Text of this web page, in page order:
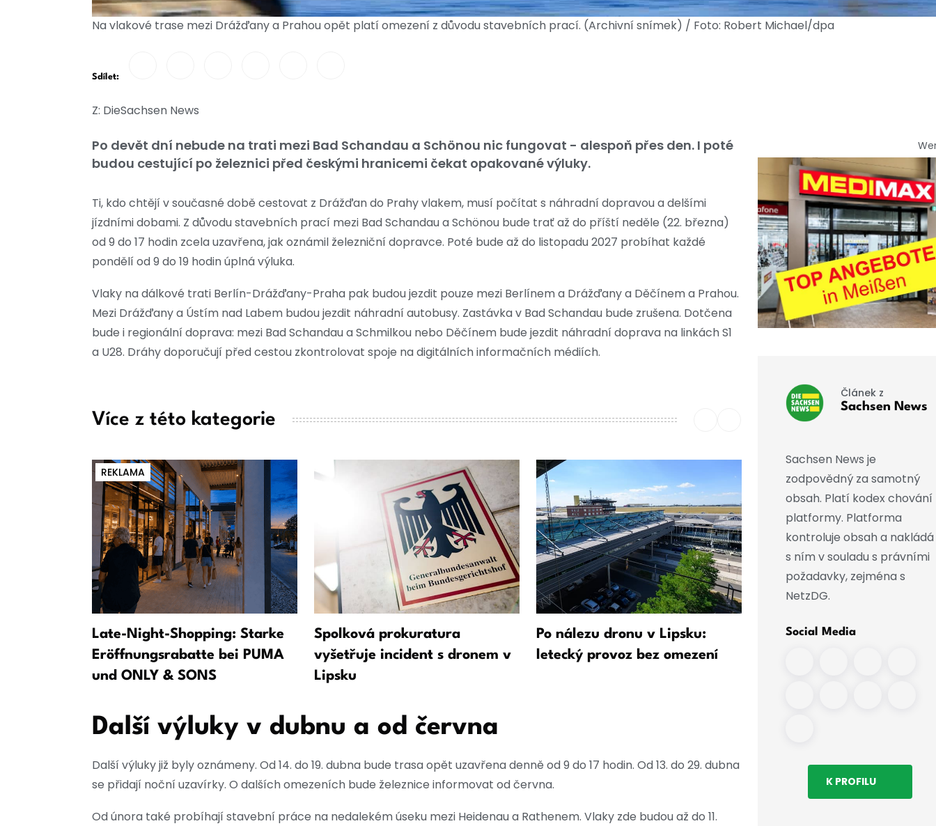
Na vlakové trase mezi Drážďany a Prahou opět platí omezení z důvodu stavebních prací. (Archivní snímek) / Foto: Robert Michael/dpa
Sdílet:
Z: DieSachsen News
Po devět dní nebude na trati mezi Bad Schandau a Schönou nic fungovat - alespoň přes den. I poté
budou cestující po železnici před českými hranicemi čekat opakované výluky.
Ti, kdo chtějí v současné době cestovat z Drážďan do Prahy vlakem, musí počítat s náhradní dopravou a delšími
jízdními dobami. Z důvodu stavebních prací mezi Bad Schandau a Schönou bude trať až do příští neděle (22. března)
od 9 do 17 hodin zcela uzavřena, jak oznámil železniční dopravce. Poté bude až do listopadu 2027 probíhat každé
pondělí od 9 do 19 hodin úplná výluka.
Vlaky na dálkové trati Berlín-Drážďany-Praha pak budou jezdit pouze mezi Berlínem a Drážďany a Děčínem a Prahou.
Mezi Drážďany a Ústím nad Labem budou jezdit náhradní autobusy. Zastávka v Bad Schandau bude zrušena. Dotčena
bude i regionální doprava: mezi Bad Schandau a Schmilkou nebo Děčínem bude jezdit náhradní doprava na linkách S1
a U28. Dráhy doporučují před cestou zkontrolovat spoje na digitálních informačních médiích.
Více z této kategorie
REKLAMA
Late-Night-Shopping: Starke
Eröffnungsrabatte bei PUMA
und ONLY & SONS
Spolková prokuratura
vyšetřuje incident s dronem v
Lipsku
Po nálezu dronu v Lipsku:
letecký provoz bez omezení
Bilger vidí i přes ochranu
Další výluky v dubnu a od června
Další výluky již byly oznámeny. Od 14. do 19. dubna bude trasa opět uzavřena denně od 9 do 17 hodin. Od 13. do 29. dubna
se přidají noční uzavírky. O dalších omezeních bude železnice informovat od června.
Od února také probíhají stavební práce na nedalekém úseku mezi Heidenau a Rathenem. Vlaky zde budou až do 11.
Článek z
Sachsen News
Sachsen News je
zodpovědný za samotný
obsah. Platí kodex chování
platformy. Platforma
kontroluje obsah a nakládá
s ním v souladu s právními
požadavky, zejména s
NetzDG.
Social Media
K PROFILU